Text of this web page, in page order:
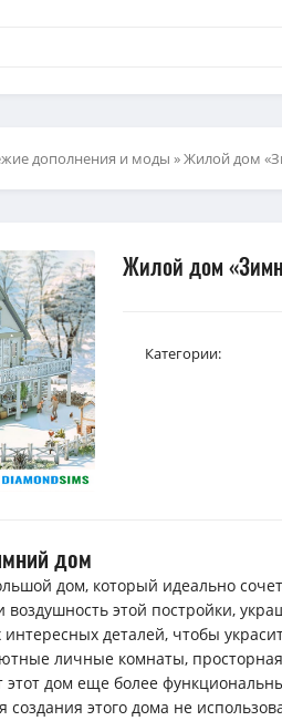
дополнения и моды » Жилой дом
Жилой дом
Категории:
дом
дом, который идеально
воздушность этой постройки,
интересных деталей, чтобы
личные комнаты,
этот дом еще более
создания этого дома не